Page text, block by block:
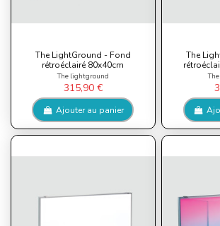
The LightGround - Fond
rétroéclairé 80x40cm
The lightground
315,90 €
Ajouter au panier
The